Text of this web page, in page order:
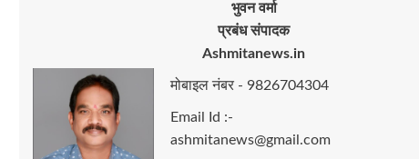
भुवन वर्मा
प्रबंध संपादक
Ashmitanews.in
मोबाइल नंबर - 9826704304
Email Id :-
ashmitanews@gmail.com